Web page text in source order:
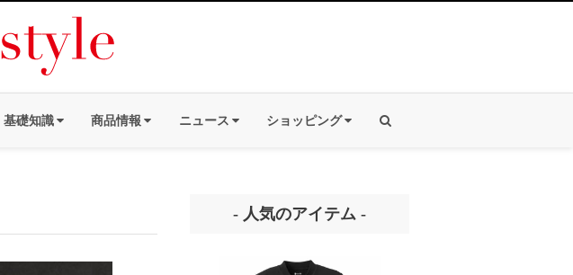
基礎知識 商品情報 ニュース ショッピング
- 人気のアイテム -